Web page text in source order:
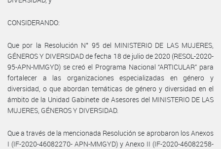
CONSIDERANDO:
Que por la Resolución N° 95 del MINISTERIO DE LAS MUJERES,
GÉNEROS Y DIVERSIDAD de fecha 18 de julio de 2020 (RESOL-2020-
95-APN-MMGYD) se creó el Programa Nacional “ARTICULAR” para
fortalecer a las organizaciones especializadas en género y
diversidad, o que abordan temáticas de género y diversidad en el
ámbito de la Unidad Gabinete de Asesores del MINISTERIO DE LAS
MUJERES, GÉNEROS Y DIVERSIDAD.
Que a través de la mencionada Resolución se aprobaron los Anexos
I (IF-2020-46082270- APN-MMGYD) y Anexo II (IF-2020-46082258-